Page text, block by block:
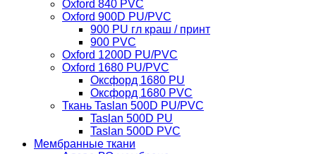
Oxford 840 PVC
Oxford 900D PU/PVC
900 PU гл краш / принт
900 PVC
Oxford 1200D PU/PVC
Oxford 1680 PU/PVC
Оксфорд 1680 PU
Оксфорд 1680 PVC
Ткань Taslan 500D PU/PVC
Taslan 500D PU
Taslan 500D PVC
Мембранные ткани